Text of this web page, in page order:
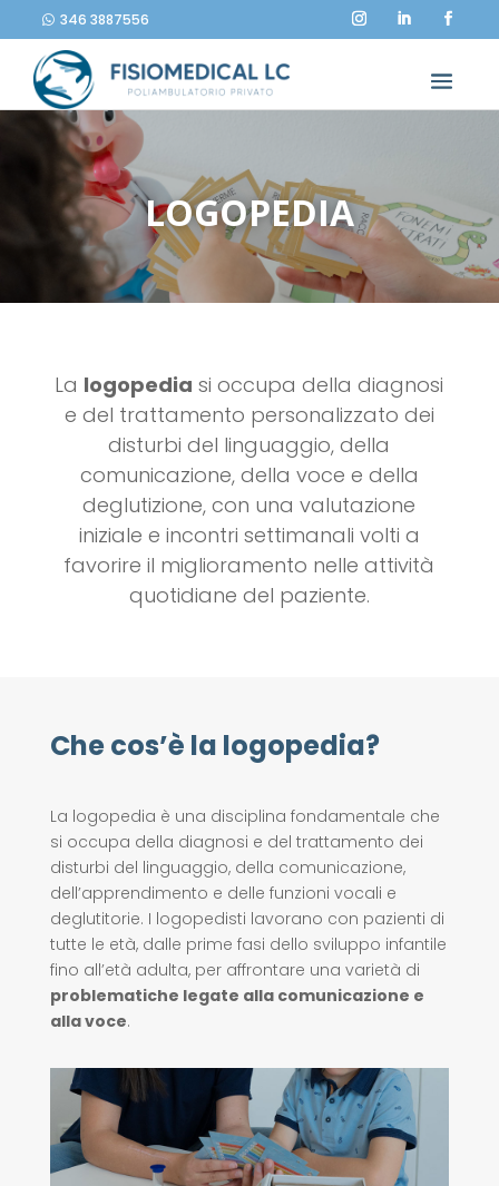
346 3887556
LOGOPEDIA
La logopedia si occupa della diagnosi
e del trattamento personalizzato dei
disturbi del linguaggio, della
comunicazione, della voce e della
deglutizione, con una valutazione
iniziale e incontri settimanali volti a
favorire il miglioramento nelle attività
quotidiane del paziente.
Che cos’è la logopedia?
La logopedia è una disciplina fondamentale che
si occupa della diagnosi e del trattamento dei
disturbi del linguaggio, della comunicazione,
dell’apprendimento e delle funzioni vocali e
deglutitorie. I logopedisti lavorano con pazienti di
tutte le età, dalle prime fasi dello sviluppo infantile
fino all’età adulta, per affrontare una varietà di
problematiche legate alla comunicazione e
alla voce.